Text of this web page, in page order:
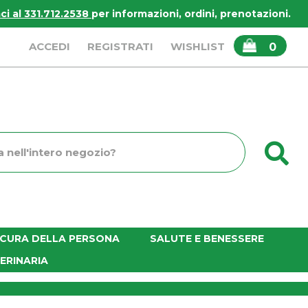
al 331.712.2538 per informazioni, ordini, prenotazioni.
ACCEDI REGISTRATI WISHLIST 0
ARTICOLI
INSERITI
DELLA PERSONA
SALUTE E BENESSERE